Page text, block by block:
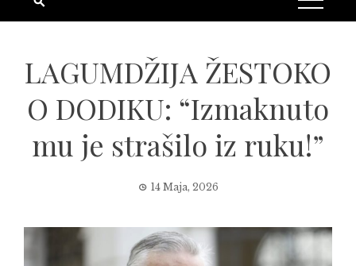
LAGUMDŽIJA ŽESTOKO
O DODIKU: “Izmaknuto
mu je strašilo iz ruku!”
14 Maja, 2026